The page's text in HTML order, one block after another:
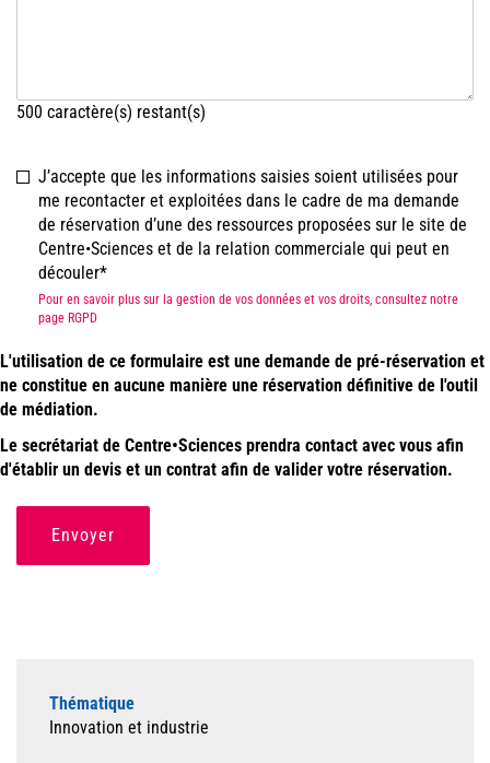
500 caractère(s) restant(s)
J’accepte que les informations saisies soient utilisées pour
me recontacter et exploitées dans le cadre de ma demande
de réservation d’une des ressources proposées sur le site de
Centre•Sciences et de la relation commerciale qui peut en
découler
Pour en savoir plus sur la gestion de vos données et vos droits, consultez notre
page RGPD
L'utilisation de ce formulaire est une demande de pré-réservation et
ne constitue en aucune manière une réservation définitive de l'outil
de médiation.
Le secrétariat de Centre•Sciences prendra contact avec vous afin
d'établir un devis et un contrat afin de valider votre réservation.
Envoyer
Thématique
Innovation et industrie